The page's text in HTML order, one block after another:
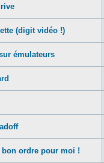
(digit vidéo !)
émulateurs
bon ordre pour moi !